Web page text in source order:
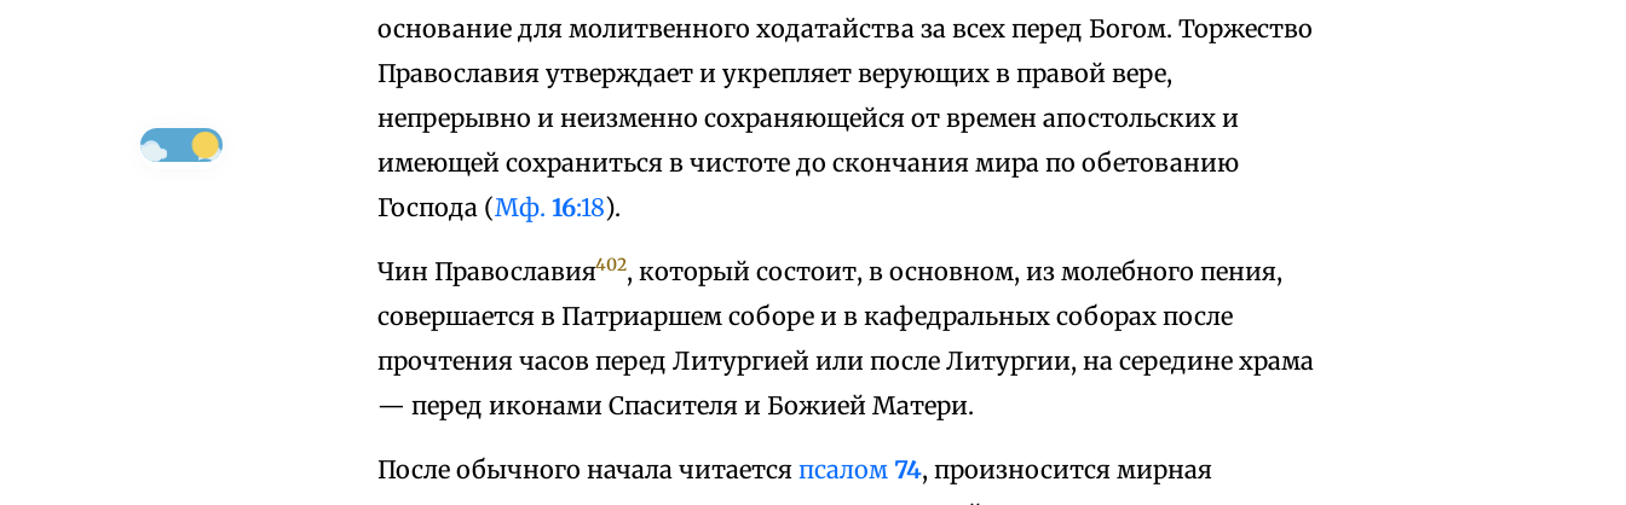
основание для молитвенного ходатайства за всех перед Богом. Торжество
Православия утверждает и укрепляет верующих в правой вере,
непрерывно и неизменно сохраняющейся от времен апостольских и
имеющей сохраниться в чистоте до скончания мира по обетованию
Господа (Мф. 16:18).
Чин Православия402, который состоит, в основном, из молебного пения,
совершается в Патриаршем соборе и в кафедральных соборах после
прочтения часов перед Литургией или после Литургии, на середине храма
— перед иконами Спасителя и Божией Матери.
После обычного начала читается псалом 74, произносится мирная